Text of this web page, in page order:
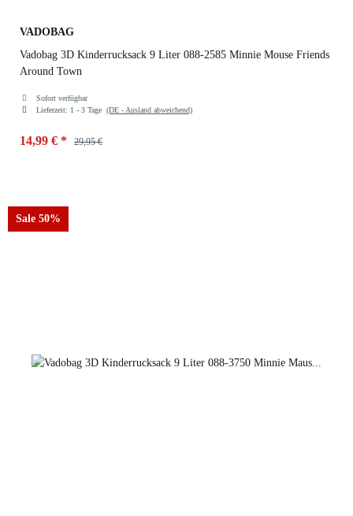
VADOBAG
Vadobag 3D Kinderrucksack 9 Liter 088-2585 Minnie Mouse Friends
Around Town
Sofort verfügbar
Lieferzeit: 1 - 3 Tage (DE - Ausland abweichend)
14,99 € * 29,95 €
Sale 50%